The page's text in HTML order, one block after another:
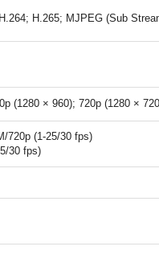
H.265; MJPEG (Sub
(1280 × 960); 720p (1280 ×
720p (1-25/30 fps)
30 fps)